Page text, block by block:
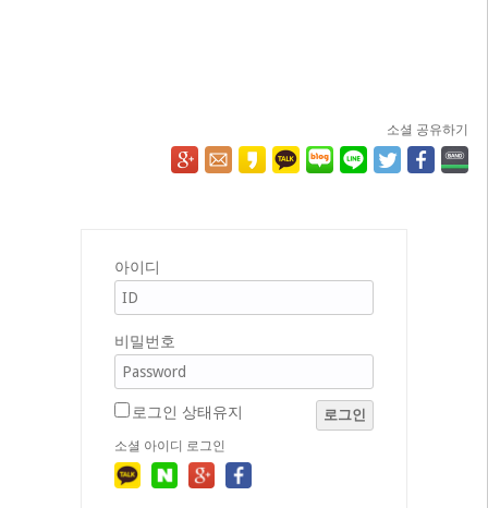
소셜 공유하기
아이디
비밀번호
로그인 상태유지 로그인
소셜 아이디 로그인